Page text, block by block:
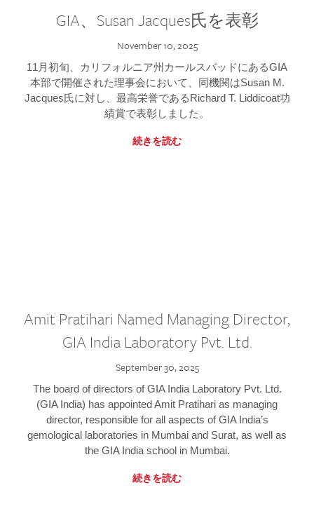
GIA、Susan Jacques氏を表彰
November 10, 2025
11月初旬、カリフォルニア州カールスバッドにあるGIA
本部で開催された理事会において、同機関はSusan M.
Jacques氏に対し、最高栄誉であるRichard T. Liddicoat功
績賞で表彰しました。
続きを読む
Amit Pratihari Named Managing Director,
GIA India Laboratory Pvt. Ltd.
September 30, 2025
The board of directors of GIA India Laboratory Pvt. Ltd.
(GIA India) has appointed Amit Pratihari as managing
director, responsible for all aspects of GIA India’s
gemological laboratories in Mumbai and Surat, as well as
the GIA India school in Mumbai.
続きを読む